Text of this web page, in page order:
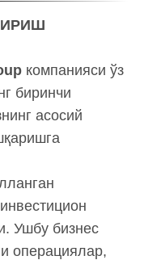
компанияси ўз
биринчи
асосий
Ушбу бизнес
операциялар,